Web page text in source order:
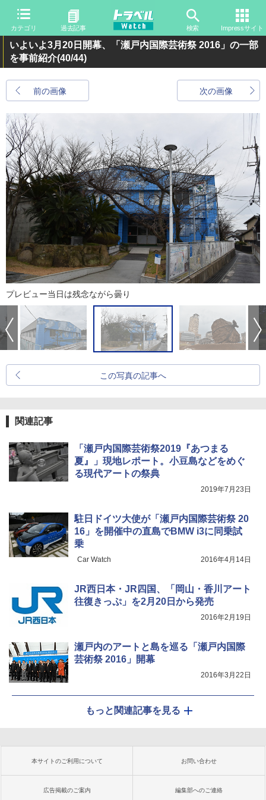
カテゴリ 過去記事 検索 Impressサイト
いよいよ3月20日開幕、「瀬戸内国際芸術祭 2016」の一部
を事前紹介(40/44)
前の画像 次の画像
プレビュー当日は残念ながら曇り
この写真の記事へ
関連記事
「瀬戸内国際芸術祭2019『あつまる
夏』」現地レポート。小豆島などをめぐ
る現代アートの祭典
2019年7月23日
駐日ドイツ大使が「瀬戸内国際芸術祭 20
16」を開催中の直島でBMW i3に同乗試
乗
Car Watch 2016年4月14日
JR西日本・JR四国、「岡山・香川アート
往復きっぷ」を2月20日から発売
2016年2月19日
瀬戸内のアートと島を巡る「瀬戸内国際
芸術祭 2016」開幕
2016年3月22日
もっと関連記事を見る
本サイトのご利用について お問い合わせ
広告掲載のご案内 編集部へのご連絡